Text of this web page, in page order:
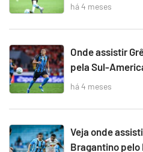
há 4 meses
Onde assistir
pela Sul-
há 4 meses
Veja onde
Bragantino pelo